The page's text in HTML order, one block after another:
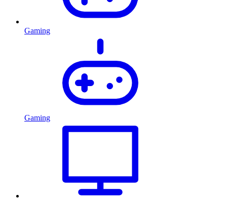
Gaming
Gaming